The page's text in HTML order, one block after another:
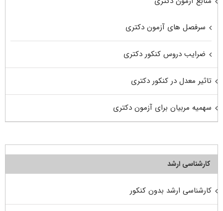
سرفصل های آزمون دکتری
ضرایب دروس کنکور دکتری
تاثیر معدل در کنکور دکتری
سهمیه مربیان برای آزمون دکتری
کارشناسی ارشد
کارشناسی ارشد بدون کنکور